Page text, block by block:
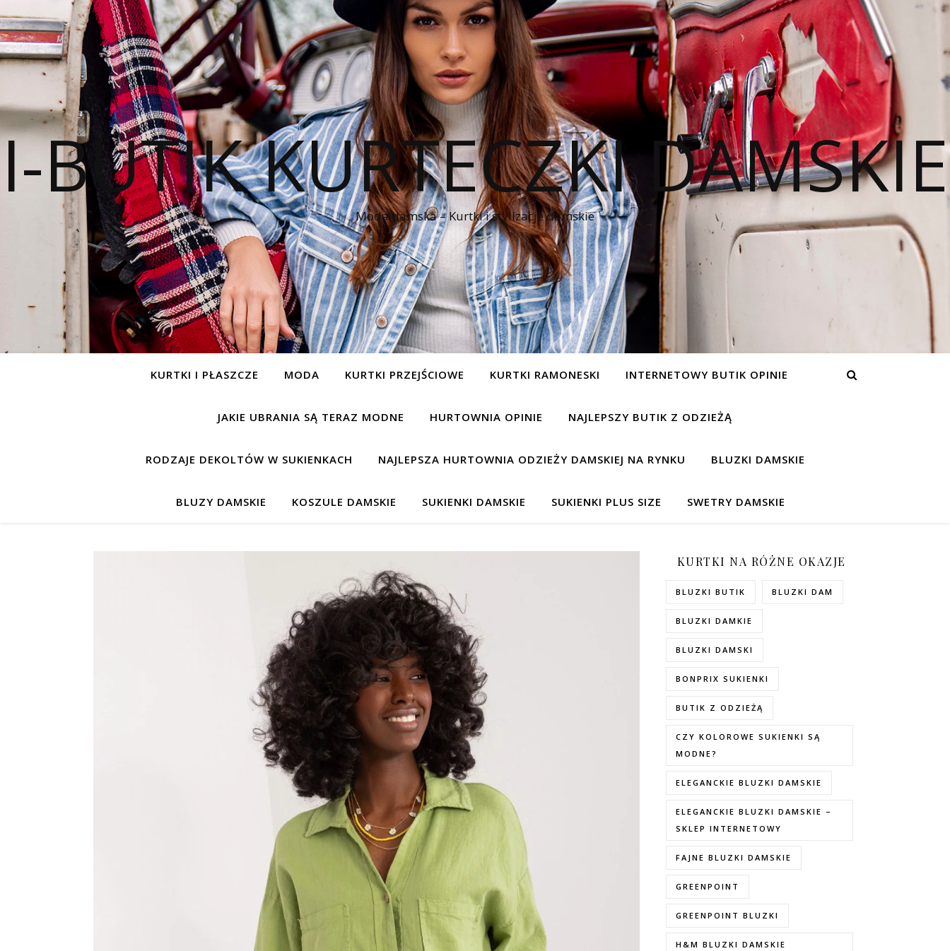
I-BUTIK KURTECZKI DAMSKIE
Moda damska – Kurtki i stylizacje damskie
KURTKI I PŁASZCZE MODA KURTKI PRZEJŚCIOWE KURTKI RAMONESKI INTERNETOWY BUTIK OPINIE
JAKIE UBRANIA SĄ TERAZ MODNE HURTOWNIA OPINIE NAJLEPSZY BUTIK Z ODZIEŻĄ
RODZAJE DEKOLTÓW W SUKIENKACH NAJLEPSZA HURTOWNIA ODZIEŻY DAMSKIEJ NA RYNKU BLUZKI DAMSKIE
BLUZY DAMSKIE KOSZULE DAMSKIE SUKIENKI DAMSKIE SUKIENKI PLUS SIZE SWETRY DAMSKIE
KURTKI NA RÓŻNE OKAZJE
BLUZKI BUTIK BLUZKI DAM
BLUZKI DAMKIE
BLUZKI DAMSKI
BONPRIX SUKIENKI
BUTIK Z ODZIEŻĄ
CZY KOLOROWE SUKIENKI SĄ
MODNE?
ELEGANCKIE BLUZKI DAMSKIE
ELEGANCKIE BLUZKI DAMSKIE –
SKLEP INTERNETOWY
FAJNE BLUZKI DAMSKIE
GREENPOINT
GREENPOINT BLUZKI
H&M BLUZKI DAMSKIE